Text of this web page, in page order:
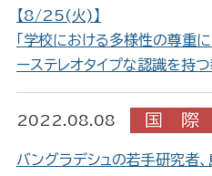
【8/25(火)】
「学校における多様性の尊
ーステレオタイプな認識を持
2022.08.08
バングラデシュの若手研究者